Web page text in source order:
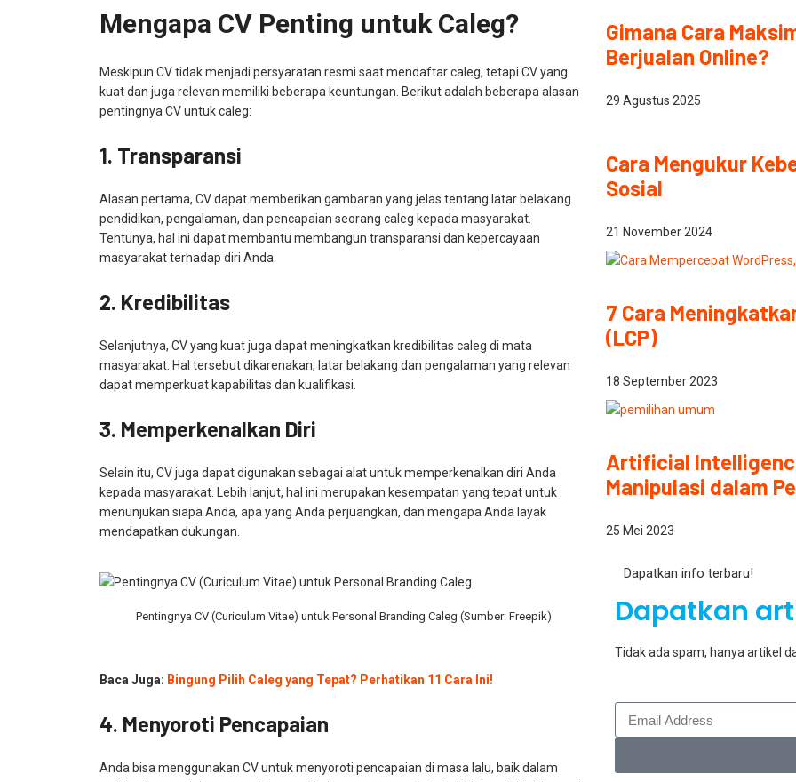
Mengapa CV Penting untuk Caleg?
Meskipun CV tidak menjadi persyaratan resmi saat mendaftar caleg, tetapi CV yang
kuat dan juga relevan memiliki beberapa keuntungan. Berikut adalah beberapa alasan
pentingnya CV untuk caleg:
1. Transparansi
Alasan pertama, CV dapat memberikan gambaran yang jelas tentang latar belakang
pendidikan, pengalaman, dan pencapaian seorang caleg kepada masyarakat.
Tentunya, hal ini dapat membantu membangun transparansi dan kepercayaan
masyarakat terhadap diri Anda.
2. Kredibilitas
Selanjutnya, CV yang kuat juga dapat meningkatkan kredibilitas caleg di mata
masyarakat. Hal tersebut dikarenakan, latar belakang dan pengalaman yang relevan
dapat memperkuat kapabilitas dan kualifikasi.
3. Memperkenalkan Diri
Selain itu, CV juga dapat digunakan sebagai alat untuk memperkenalkan diri Anda
kepada masyarakat. Lebih lanjut, hal ini merupakan kesempatan yang tepat untuk
menunjukan siapa Anda, apa yang Anda perjuangkan, dan mengapa Anda layak
mendapatkan dukungan.
Pentingnya CV (Curiculum Vitae) untuk Personal Branding Caleg (Sumber: Freepik)
Baca Juga: Bingung Pilih Caleg yang Tepat? Perhatikan 11 Cara Ini!
4. Menyoroti Pencapaian
Anda bisa menggunakan CV untuk menyoroti pencapaian di masa lalu, baik dalam
Gimana Cara
Berjualan Online?
29 Agustus 2025
Cara Mengukur
Sosial
21 November 2024
7 Cara
(LCP)
18 September 2023
Artificial
Manipulasi dalam
25 Mei 2023
Dapatkan info terbaru!
Dapatkan
Tidak ada spam, hanya artikel